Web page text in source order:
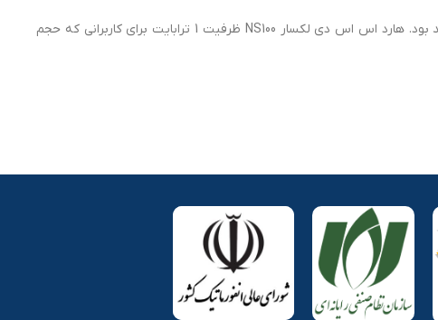
برای استفاده از این محصول نیازی نیست که تنظیمات خاصی روی کامپیوتر میزبان انجام شود و به‌محض اتصال قابل‌استفاده خواهد بود. هارد اس اس دی لکسار NS100 ظرفیت 1 ترابایت برای کاربرانی که حجم